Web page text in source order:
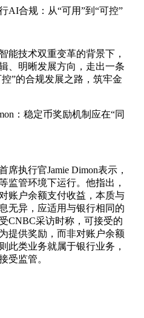
AI合规：从“可用”到“可控”
能技术双重变革的背景下，
、明晰发展方向，走出一条
”的合规发展之路，筑牢金
：稳定币奖励机制应在“同
席执行官Jamie Dimon表示，
监管环境下运行。他指出，
账户余额支付收益，本质与
无异，应适用与银行相同的
CNBC采访时称，可接受的
提供奖励，而非对账户余额
此类业务就属于银行业务，
受监管。